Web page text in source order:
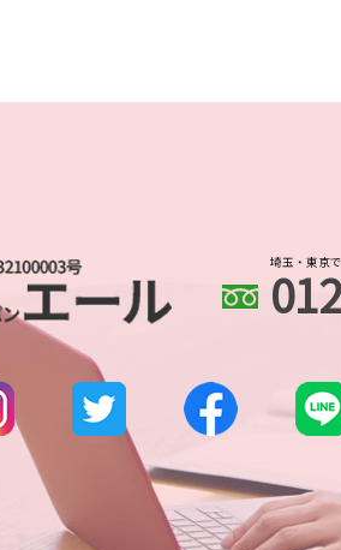
身辺調査 期間
身辺調査 何
dv被害 対策
身辺調査 親
婚前調査
dv被害 対策
身辺調査 スト
さいたま新
さいたま市
さいたま市
所沢市 身辺
さいたま新
埼玉県 家出
本川越的場
埼玉県 企業調
所沢市 人探し
川越 人探し
武蔵浦和 浮気
越谷レイク
所沢市 浮気
埼玉・東京